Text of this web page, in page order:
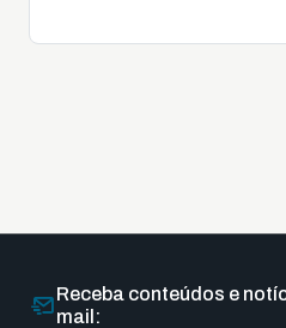
Receba conteúdos e
mail: